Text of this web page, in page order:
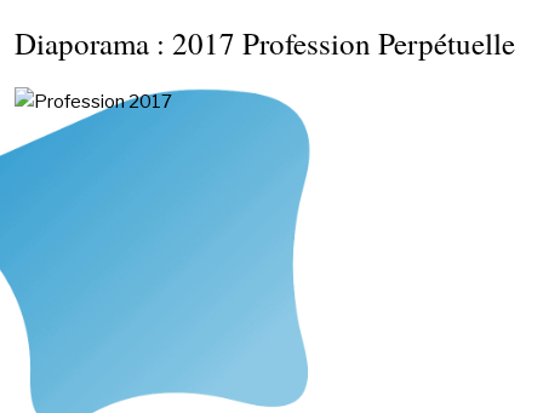
Diaporama : 2017 Profession Perpétuelle